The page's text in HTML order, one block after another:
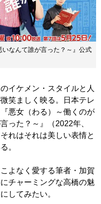
いなんて誰が言った？～』公式
イケメン・スタイルと人
笑ましく映る。日本テレ
悪女（わる）～働くのが
った？～』（2022年、
れはそれは美しい表情と
。
よなく愛する筆者・加賀
チャーミングな高橋の魅
してみたい。